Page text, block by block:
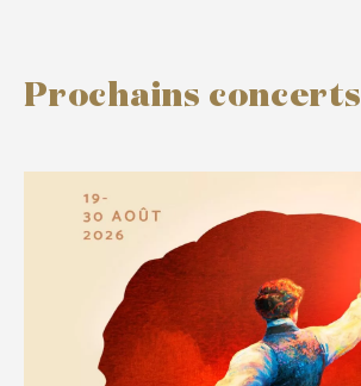
Prochains concerts